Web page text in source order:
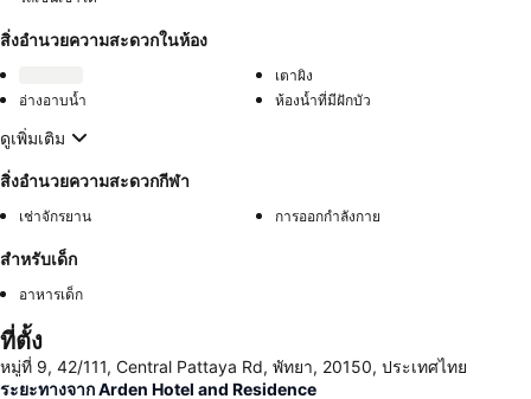
สิ่งอำนวยความสะดวกในห้อง
เตาผิง
อ่างอาบน้ำ
ห้องน้ำที่มีฝักบัว
ดูเพิ่มเติม
สิ่งอำนวยความสะดวกกีฬา
เช่าจักรยาน การออกกำลังกาย
สำหรับเด็ก
อาหารเด็ก
ที่ตั้ง
หมู่ที่ 9, 42/111, Central Pattaya Rd, พัทยา, 20150, ประเทศไทย
ระยะทางจาก Arden Hotel and Residence